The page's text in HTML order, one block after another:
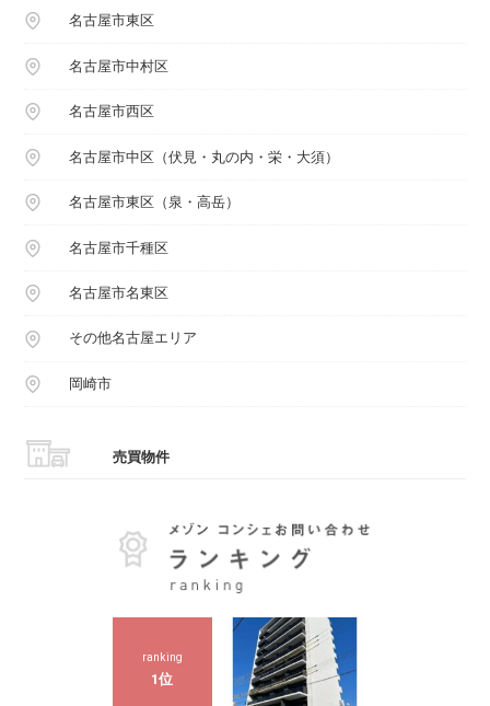
名古屋市東区
名古屋市中村区
名古屋市西区
名古屋市中区（伏見・丸の内・栄・大須）
名古屋市東区（泉・高岳）
名古屋市千種区
名古屋市名東区
その他名古屋エリア
岡崎市
売買物件
ranking
1位